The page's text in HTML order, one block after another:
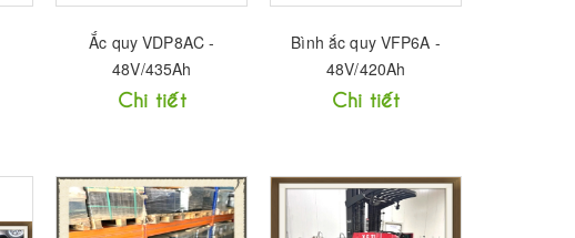
Ắc quy VDP8AC -
48V/435Ah
Chi tiết
Bình ắc quy VFP6A -
48V/420Ah
Chi tiết